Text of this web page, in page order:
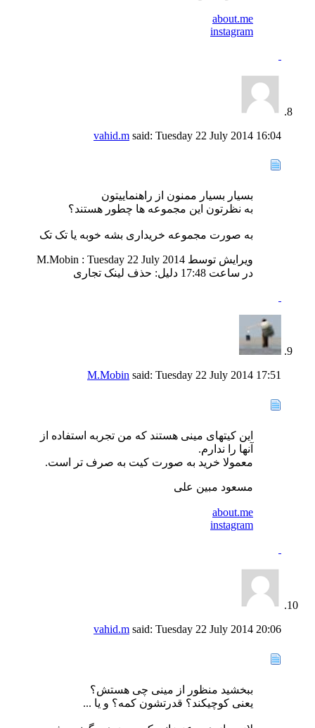
about.me
instagram
vahid.m said: Tuesday 22 July 2014 16:04
بسیار بسیار ممنون از راهنماییتون
به نظرتون این مجموعه ها چطور هستند؟
به صورت مجموعه خریداری بشه خوبه یا تک تک
ویرایش توسط M.Mobin : Tuesday 22 July 2014
در ساعت 17:48 دلیل: حذف لینک تجاری
M.Mobin said: Tuesday 22 July 2014 17:51
این کیتهای مینی هستند که من تجربه استفاده از
آنها را ندارم.
معمولا خرید به صورت کیت به صرف تر است.
مسعود مبین علی
about.me
instagram
vahid.m said: Tuesday 22 July 2014 20:06
ببخشید منظور از مینی چی هستش؟
یعنی کوچیکند؟ قدرتشون کمه؟ و یا ...